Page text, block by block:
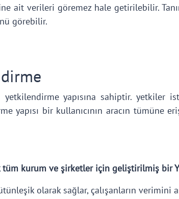
ait verileri göremez hale getirilebilir.
görebilir.
yapısına sahiptir. yetkiler
yapısı bir kullanıcının aracın
tüm kurum ve şirketler için geliştirilmiş bir
olarak sağlar, çalışanların verimini